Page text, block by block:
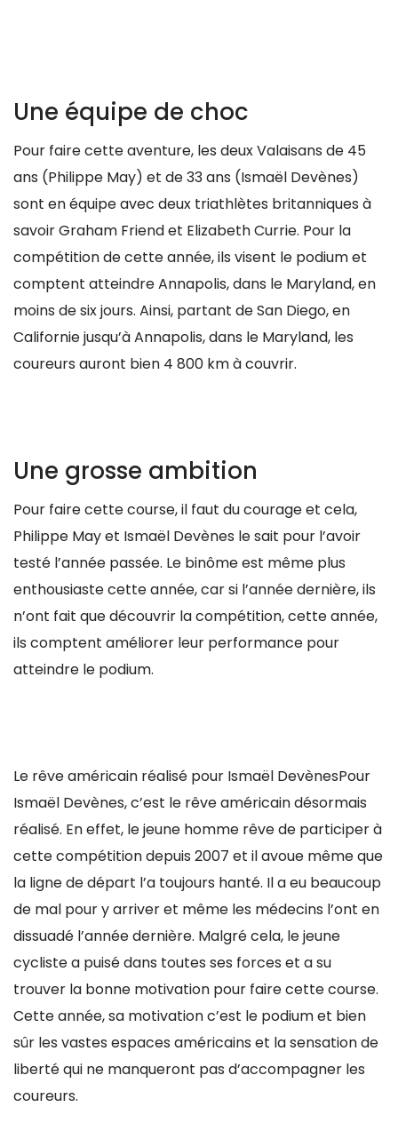
Une équipe de choc
Pour faire cette aventure, les deux Valaisans de 45
ans (Philippe May) et de 33 ans (Ismaël Devènes)
sont en équipe avec deux triathlètes britanniques à
savoir Graham Friend et Elizabeth Currie. Pour la
compétition de cette année, ils visent le podium et
comptent atteindre Annapolis, dans le Maryland, en
moins de six jours. Ainsi, partant de San Diego, en
Californie jusqu’à Annapolis, dans le Maryland, les
coureurs auront bien 4 800 km à couvrir.
Une grosse ambition
Pour faire cette course, il faut du courage et cela,
Philippe May et Ismaël Devènes le sait pour l’avoir
testé l’année passée. Le binôme est même plus
enthousiaste cette année, car si l’année dernière, ils
n’ont fait que découvrir la compétition, cette année,
ils comptent améliorer leur performance pour
atteindre le podium.
Le rêve américain réalisé pour Ismaël DevènesPour
Ismaël Devènes, c’est le rêve américain désormais
réalisé. En effet, le jeune homme rêve de participer à
cette compétition depuis 2007 et il avoue même que
la ligne de départ l’a toujours hanté. Il a eu beaucoup
de mal pour y arriver et même les médecins l’ont en
dissuadé l’année dernière. Malgré cela, le jeune
cycliste a puisé dans toutes ses forces et a su
trouver la bonne motivation pour faire cette course.
Cette année, sa motivation c’est le podium et bien
sûr les vastes espaces américains et la sensation de
liberté qui ne manqueront pas d’accompagner les
coureurs.